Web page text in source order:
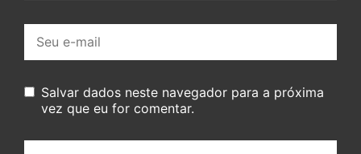
mail:
Salvar dados neste navegador para a próxima
vez que eu for comentar.